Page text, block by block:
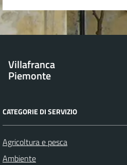
Villafranca
Piemonte
CATEGORIE DI SERVIZIO
Agricoltura e pesca
Ambiente